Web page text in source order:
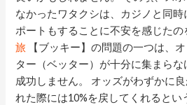
なかったワタクシは、カジノと同
ポートもすることに不安を感じたの
旅 【ブッキー】の問題の一つは、
ター（ベッター）が十分に集まら
成功しません。 オッズがわずかに
れた際には10%を戻してくれるとい